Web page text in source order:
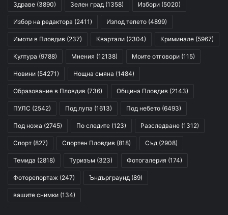
Здраве (3890) Зелен град (1358) Избори (5020)
Избор на редактора (2411) Изпод тепето (4899)
Имоти в Пловдив (237) Квартали (2304) Криминале (5967)
Култура (9788) Мнения (12138) Моите отговори (115)
Новини (54271) Нощна смяна (1484)
Образование в Пловдив (736) Община Пловдив (2143)
ПУЛС (2542) Под лупа (1613) Под небето (6493)
Под ножа (2745) По следите (123) Разследване (1312)
Спорт (827) Спортен Пловдив (818) Съд (2908)
Темида (2818) Туризъм (323) Фотогалерия (174)
Фоторепортаж (247) Ъндърграунд (89)
вашите снимки (134)